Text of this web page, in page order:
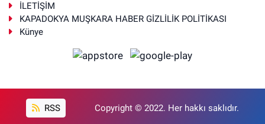
İLETİŞİM
KAPADOKYA MUŞKARA HABER GİZLİLİK POLİTİKASI
Künye
RSS Copyright © 2022. Her hakkı saklıdır.